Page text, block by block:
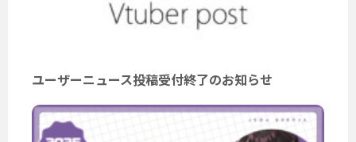
ユーザーニュース投稿受付終了のお知らせ